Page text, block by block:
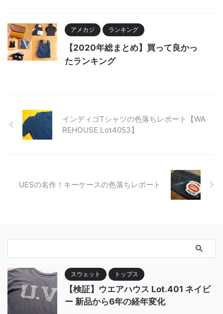
アメカジ ランキング
【2020年総まとめ】買って良かっ
たランキング
インディゴTシャツの色落ちレポート【WA
REHOUSE Lot4053】
UESの名作！キーケースの色落ちレポート
スウェット トップス
【検証】ウエアハウス Lot.401 ネイビ
ー 新品から6年の経年変化